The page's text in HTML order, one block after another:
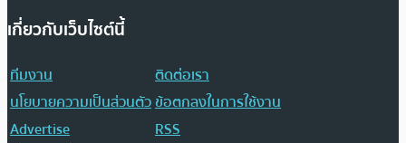
เกี่ยวกับเว็บไซต์นี้
ทีมงาน
ติดต่อเรา
นโยบายความเป็นส่วนตัวข้อตกลงในการใช้งาน
Advertise
RSS